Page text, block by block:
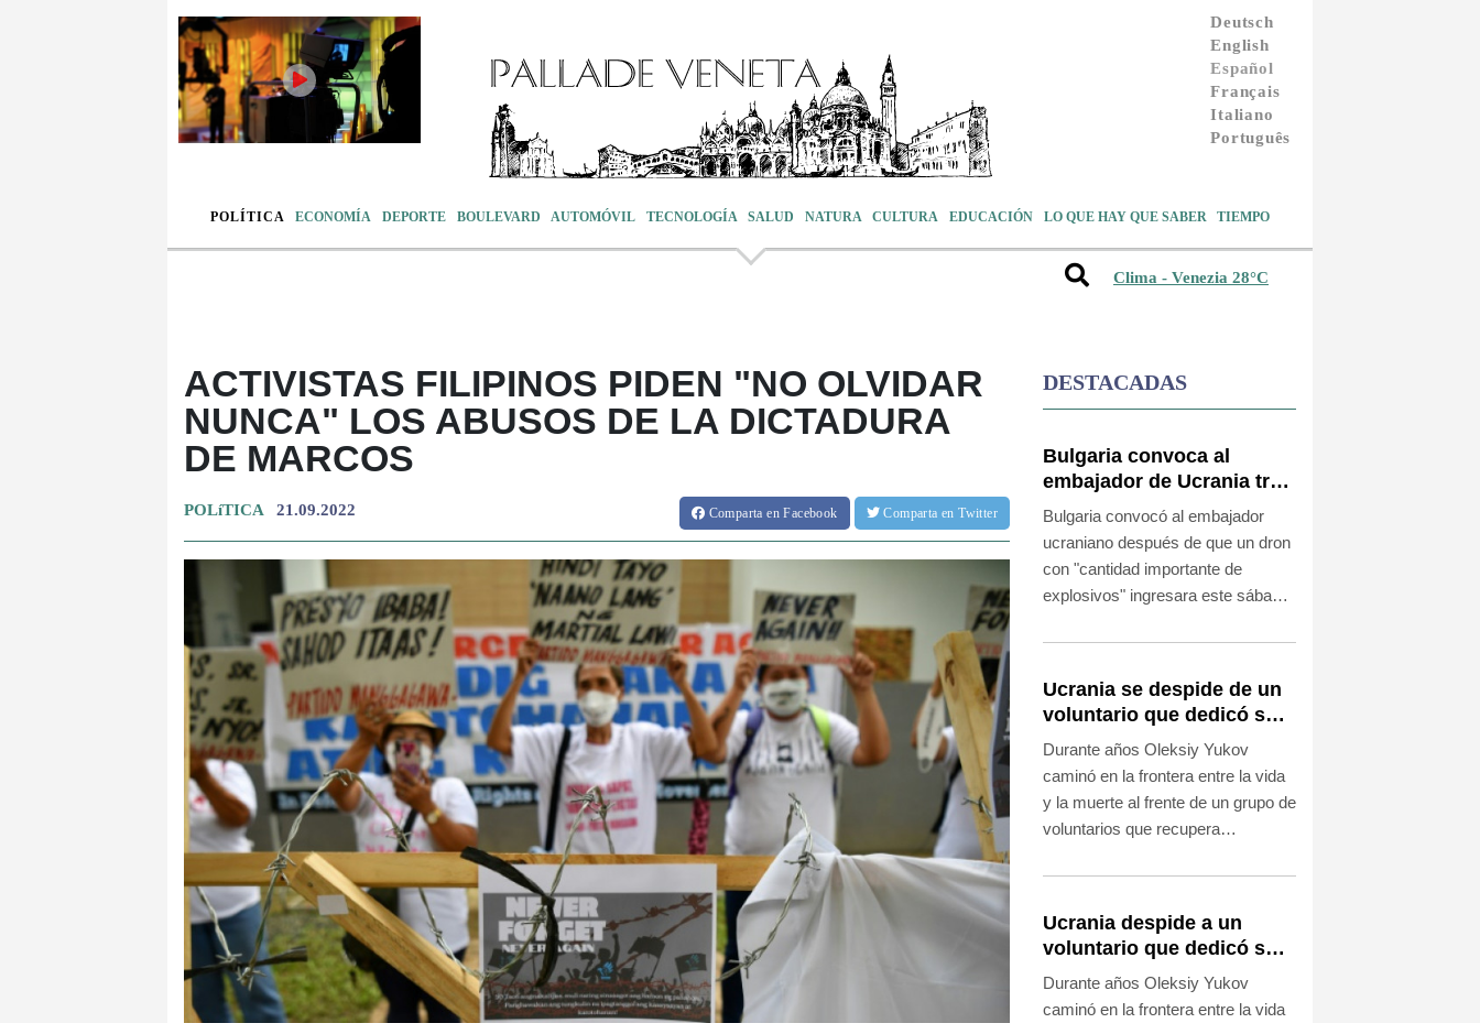
Deutsch
English
Español
Français
Italiano
Português
POLÍTICA ECONOMÍA DEPORTE BOULEVARD AUTOMÓVIL TECNOLOGÍA SALUD NATURA CULTURA EDUCACIÓN LO QUE HAY QUE SABER TIEMPO
Clima - Venezia 28°C
ACTIVISTAS FILIPINOS PIDEN "NO OLVIDAR
NUNCA" LOS ABUSOS DE LA DICTADURA
DE MARCOS
POLíTICA 21.09.2022 Compartaen Facebook Comparta en Twitter
DESTACADAS
Bulgaria convoca al
embajador de Ucrania tras
explosión de un dron en
su territorio
Bulgaria convocó al embajador
ucraniano después de que un dron
con "cantidad importante de
explosivos" ingresara este sábado
un gasoducto transbalcánico sin
Ucrania se despide de un
voluntario que dedicó su
vida a rescatar a los
muertos
Durante años Oleksiy Yukov
caminó en la frontera entre la vida
y la muerte al frente de un grupo de
voluntarios que recupera
peligrosas del frente de Ucrania.
Ucrania despide a un
voluntario que dedicó su
vida a rescatar a los
muertos
Durante años Oleksiy Yukov
caminó en la frontera entre la vida